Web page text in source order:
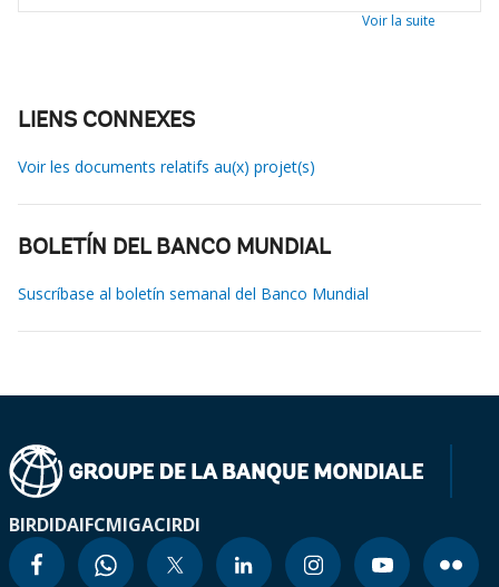
Voir la suite
LIENS CONNEXES
Voir les documents relatifs au(x) projet(s)
BOLETÍN DEL BANCO MUNDIAL
Suscríbase al boletín semanal del Banco Mundial
BIRDIDAIFCMIGACIRDI